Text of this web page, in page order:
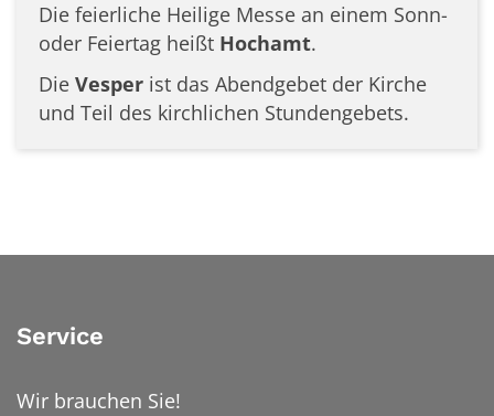
Die feierliche Heilige Messe an einem Sonn-
oder Feiertag heißt Hochamt.
Die Vesper ist das Abendgebet der Kirche
und Teil des kirchlichen Stundengebets.
Service
Wir brauchen Sie!